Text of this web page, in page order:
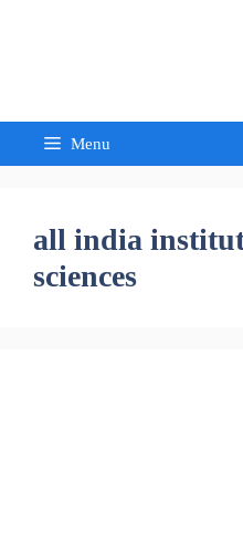
Menu
all india
sciences